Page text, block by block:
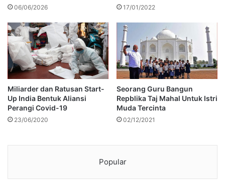
06/06/2026 17/01/2022
Miliarder dan Ratusan Start-
Up India Bentuk Aliansi
Perangi Covid-19
23/06/2020
Seorang Guru Bangun
Repblika Taj Mahal Untuk Istri
Muda Tercinta
02/12/2021
Popular